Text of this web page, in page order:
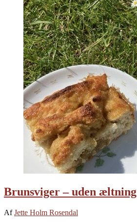
Brunsviger – uden æltning
AfJette Holm Rosendal